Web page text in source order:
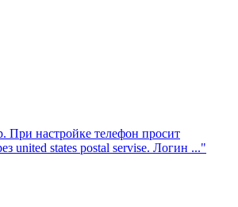
При настройке телефон просит
united states postal servise. Логин ..."